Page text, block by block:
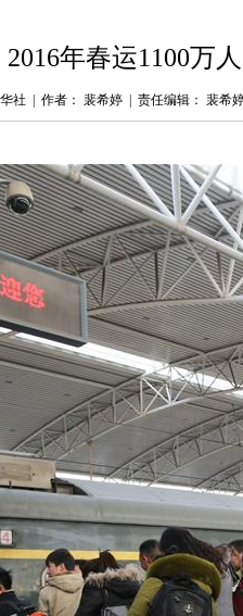
2016年春运1100万
社 作者： 裴希婷 责任编辑： 裴希